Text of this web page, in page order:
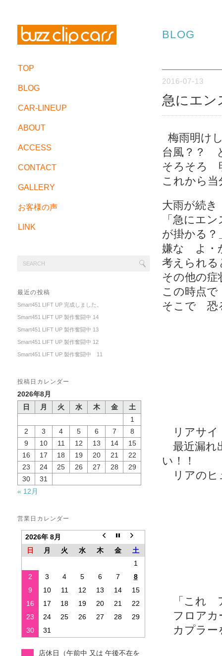
TOP
BLOG
CAR-LINEUP
ABOUT
ACCESS
CONTACT
GALLERY
お客様の声
LINK
最近の投稿
Smart451 LIFT UP 完成しました。
Smart451 LIFT UP 製作奮闘中 14
Smart451 LIFT UP 製作奮闘中 13
Smart451 LIFT UP 製作奮闘中 12
Smart451 LIFT UP 製作奮闘中 11
投稿日カレンダー
2026年8月
日
月 火 水 木 金
土
1
2
3 4 5 6 7
8
9
10 11 12 13 14
15
16
17 18 19 20 21
22
23
24 25 26 27 28
29
30
31
« 12月
営業日カレンダー
2026年 8月
日
月 火 水 木 金
土
1
2
3 4 5 6 7
8
9
10 11 12 13 14
15
16
17 18 19 20 21
22
23
24 25 26 27 28
29
30
31
店休日（午前中 又は 午後不在を
BLOG
2016-07-13
急にエ
梅雨明け
台風？？
そろそろ
これから
大雨が続
「急にエ
が掛かる？
嫌な よ・
考えられ
その他の症
この時点
そこで 恐
リアサイ
最近漏れ
い！！
リアのヒ
「これ
フロアカ
カプラー